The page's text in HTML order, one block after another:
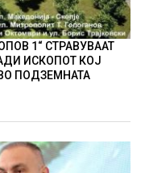
1“ СТРАВУВААТ
ИСКОПОТ КОЈ
ПОДЗЕМНАТА